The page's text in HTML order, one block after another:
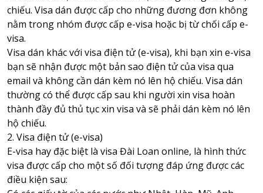
chiếu. Visa dán được cấp cho những đương đơn không
nằm trong nhóm được cấp e-visa hoặc bị từ chối cấp e-
visa.
Visa dán khác với visa điện tử (e-visa), khi bạn xin e-visa
bạn sẽ nhận được một bản sao điện tử của visa qua
email và không cần dán kèm nó lên hộ chiếu. Visa dán
thường có thể được cấp sau khi người xin visa hoàn
thành đầy đủ thủ tục xin visa và sẽ phải dán kèm nó lên
hộ chiếu.
2. Visa điện tử (e-visa)
E-visa hay đặc biệt là visa Đài Loan online, là hình thức
visa được cấp cho một số đối tượng đáp ứng được các
điều kiện sau: